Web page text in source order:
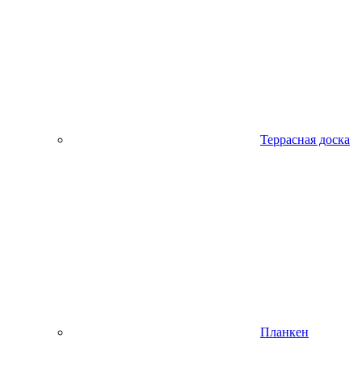
Террасная доска
Планкен